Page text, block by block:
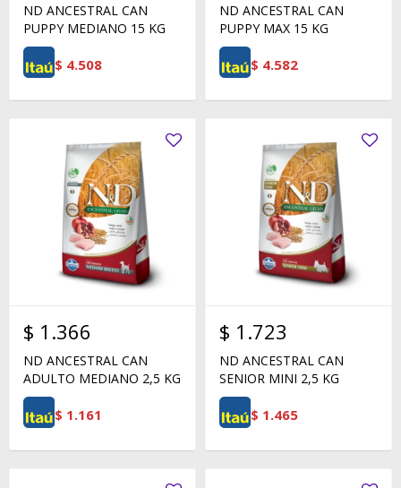
ND ANCESTRAL CAN
PUPPY MEDIANO 15 KG
$ 4.508
ND ANCESTRAL CAN
PUPPY MAX 15 KG
$ 4.582
$ 1.366
ND ANCESTRAL CAN
ADULTO MEDIANO 2,5 KG
$ 1.161
$ 1.723
ND ANCESTRAL CAN
SENIOR MINI 2,5 KG
$ 1.465